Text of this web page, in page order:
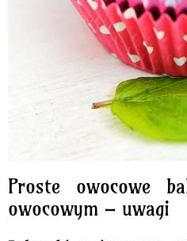
Proste owocowe
owocowym – uwagi